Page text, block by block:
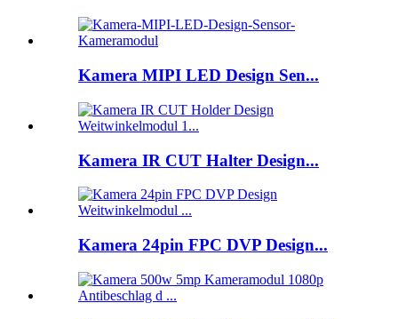
Kamera MIPI LED Design Sen...
Kamera IR CUT Halter Design...
Kamera 24pin FPC DVP Design...